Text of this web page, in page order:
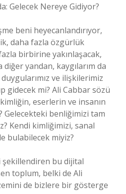
Gelecek Nereye Gidiyor?
beni heyecanlandırıyor,
daha fazla özgürlük
birbirine yakınlaşacak,
yandan, kaygılarım da
ve ilişkilerimiz
gidecek mi? Ali Cabbar sözü
eserlerin ve insanın
Gelecekteki benliğimizi tam
Kendi kimliğimizi, sanal
bulabilecek miyiz?
şekillendiren bu dijital
toplum, belki de Ali
de bizlere bir gösterge